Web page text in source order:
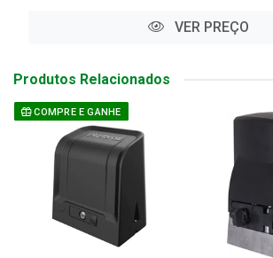
VER PREÇO
Produtos Relacionados
COMPRE E GANHE